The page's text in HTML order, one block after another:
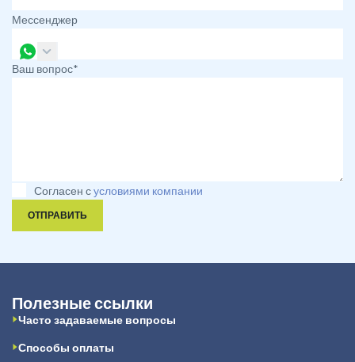
Мессенджер
Ваш вопрос*
Согласен сусловиями компании
ОТПРАВИТЬ
Полезные ссылки
Часто задаваемые вопросы
Способы оплаты